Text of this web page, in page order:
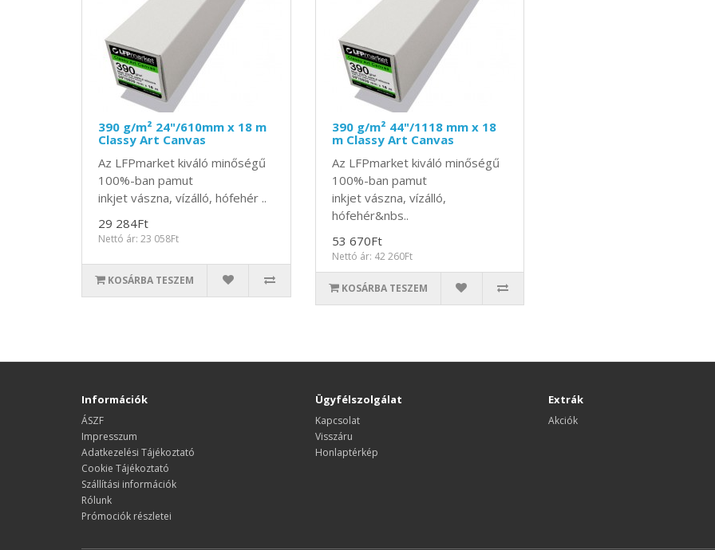
390 g/m² 24"/610mm x 18 m
Classy Art Canvas
Az LFPmarket kiváló minőségű
100%-ban pamut
inkjet vászna, vízálló, hófehér ..
29 284Ft
Nettó ár: 23 058Ft
KOSÁRBA TESZEM
390 g/m² 44"/1118 mm x 18
m Classy Art Canvas
Az LFPmarket kiváló minőségű
100%-ban pamut
inkjet vászna, vízálló,
hófehér&nbs..
53 670Ft
Nettó ár: 42 260Ft
KOSÁRBA TESZEM
Információk
ÁSZF
Impresszum
Adatkezelési Tájékoztató
Cookie Tájékoztató
Szállítási információk
Rólunk
Prómociók részletei
Ügyfélszolgálat
Kapcsolat
Visszáru
Honlaptérkép
Extrák
Akciók